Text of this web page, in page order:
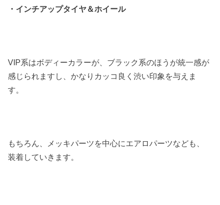
・インチアップタイヤ＆ホイール
VIP系はボディーカラーが、ブラック系のほうが統一感が
感じられますし、かなりカッコ良く渋い印象を与えま
す。
もちろん、メッキパーツを中心にエアロパーツなども、
装着していきます。